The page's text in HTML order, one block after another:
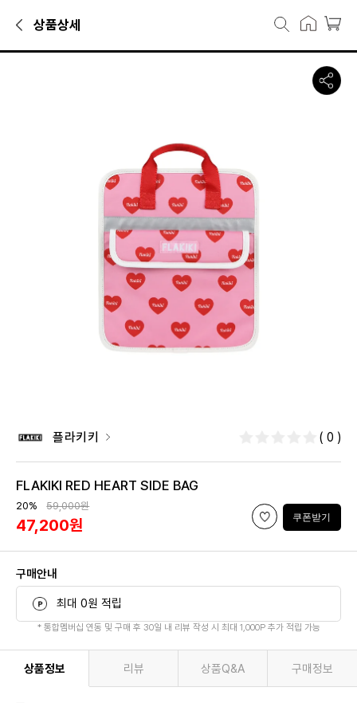
상품상세
라키키 FLAKIKI RED HEART
로스백카테고리에서 만나볼 수 있는 상품으로, 캐리마켓에서 47,200
· 추천 연령: 주니어 (9~14Y)
플라키키 ( 0 )
FLAKIKI RED HEART SIDE BAG
20% 59,000원
47,200원 쿠폰받기
구매안내
최대 0원 적립
* 통합멤버십 연동 및 구매 후 30일 내 리뷰 작성 시 최대 1,000P 추가 적립 가능
상품정보 리뷰 상품Q&A 구매정보